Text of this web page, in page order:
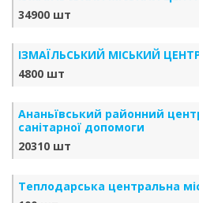
34900 шт
ІЗМАЇЛЬСЬКИЙ МІСЬКИЙ
4800 шт
Ананьївський районний
санітарної допомоги
20310 шт
Теплодарська центральна